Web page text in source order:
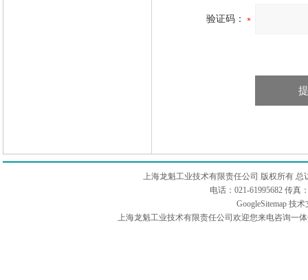
验证码：
上海龙魁工业技术有限责任公司 版权所有 总
电话：021-61995682 传真
GoogleSitemap技术
上海龙魁工业技术有限责任公司欢迎您来电咨询一